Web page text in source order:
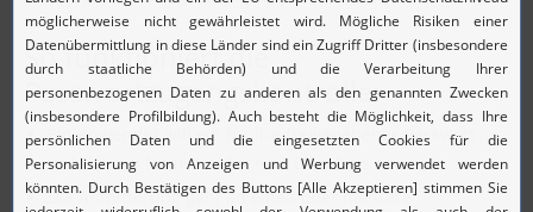
So funktioniert die
Passwortzugangskontrolle:
Ein Anwender will ein für ihn freigegebenes Passwort
nutzen und fordert dafür eine Erlaubnis an.
Die Anforderung geht an einen oder mehrere